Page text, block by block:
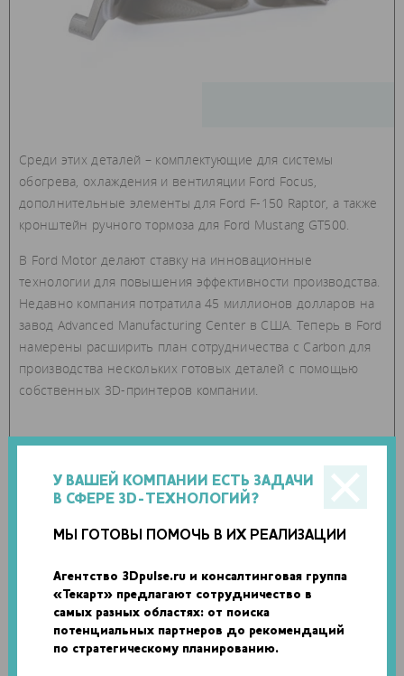
У ВАШЕЙ КОМПАНИИ ЕСТЬ ЗАДАЧИ
В СФЕРЕ 3D-ТЕХНОЛОГИЙ?
МЫ ГОТОВЫ ПОМОЧЬ В ИХ РЕАЛИЗАЦИИ
Агентство 3Dpulse.ru и консалтинговая группа
«Текарт» предлагают сотрудничество в
самых разных областях: от поиска
потенциальных партнеров до рекомендаций
по стратегическому планированию.
Среди этих деталей – комплектующие для системы
обогрева, охлаждения и вентиляции Ford Focus,
дополнительные элементы для Ford F-150 Raptor, а также
кронштейн ручного тормоза для Ford Mustang GT500.
В Ford Motor делают ставку на инновационные
технологии для повышения эффективности производства.
Недавно компания потратила 45 миллионов долларов на
завод Advanced Manufacturing Center в США. Теперь в Ford
намерены расширить план сотрудничества с Carbon для
производства нескольких готовых деталей с помощью
собственных 3D-принтеров компании.